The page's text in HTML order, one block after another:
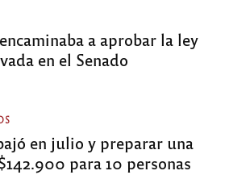
a aprobar la ley
en el Senado
en julio y preparar una
para 10 personas